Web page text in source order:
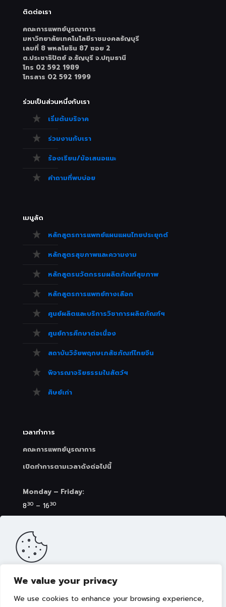
We value your privacy
We use cookies to enhance your browsing experience,
ติดต่อเรา
คณะการแพทย์บูรณาการ
มหาวิทยาลัยเทคโนโลยีราชมงคลธัญบุรี
เลขที่ 8 พหลโยธิน 87 ซอย 2
ต.ประชาธิปัตย์ อ.ธัญบุรี จ.ปทุมธานี
โทร 02 592 1989
โทรสาร 02 592 1999
ร่วมเป็นส่วนหนึ่งกับเรา
เริ่มต้นบริจาค
ร่วมงานกับเรา
ร้องเรียน/ข้อเสนอแนะ
คำถามที่พบบ่อย
เมนูลัด
หลักสูตรการแพทย์แผนแผนไทยประยุกต์
หลักสูตรสุขภาพและความงาม
หลักสูตรนวัตกรรมผลิตภัณฑ์สุขภาพ
หลักสูตรการแพทย์ทางเลือก
ศูนย์ผลิตและบริการวิชาการผลิตภัณฑ์ฯ
ศูนย์การศึกษาต่อเนื่อง
สถาบันวิจัยพฤกษเภสัชภัณฑ์ไทยจีน
พิจารณาจริยธรรมในสัตว์ฯ
ศิษย์เก่า
เวลาทำการ
คณะการแพทย์บูรณาการ
เปิดทำการตามเวลาดังต่อไปนี้
Monday – Friday:
830 – 1630
8 30– 17
เว็บไซต์นี้มีการจัดเก็บคุกกี้เพื่อมอบประสบการณ์การใช้งาน
กิจกรรมส่งเสริมการขาย เลือกเนื้อหาที่เหมาะสมให้กับคุณอย่าง